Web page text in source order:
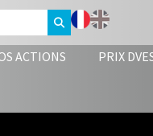
ACTIONS PRIX